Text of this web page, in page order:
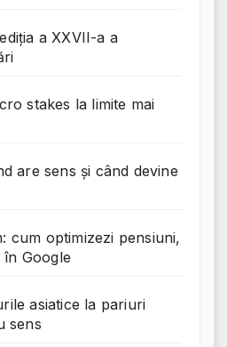
a XXVII-a a
stakes la limite mai
are sens și când devine
cum optimizezi pensiuni,
Google
asiatice la pariuri
sens